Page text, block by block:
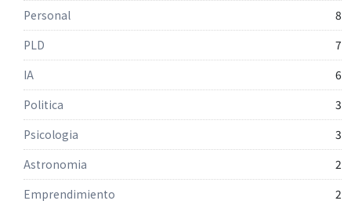
Personal
8
PLD
7
IA
6
Politica
3
Psicologia
3
Astronomia
2
Emprendimiento
2